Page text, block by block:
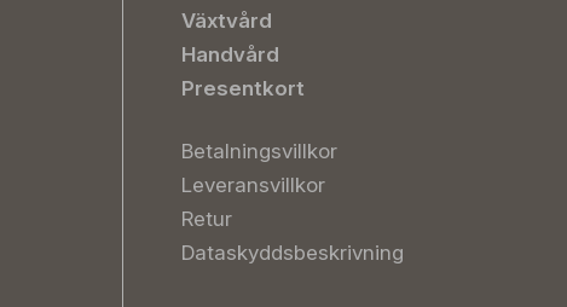
Växtvård
Handvård
Presentkort
Betalningsvillkor
Leveransvillkor
Retur
Dataskyddsbeskrivning